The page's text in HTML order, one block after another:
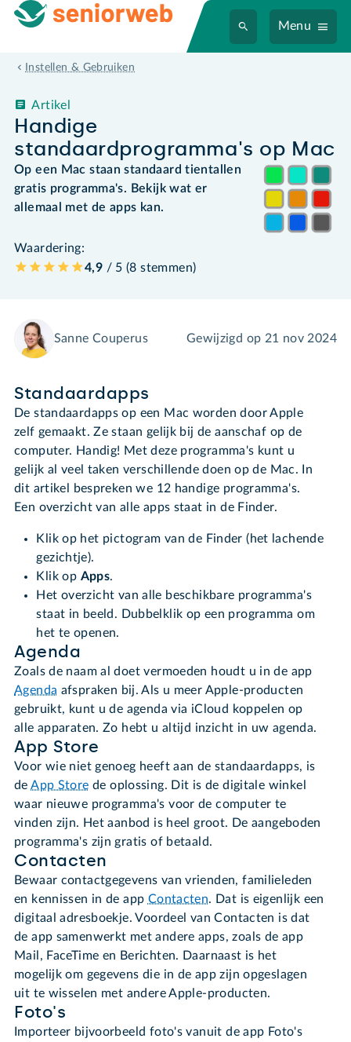
Menu
Instellen & Gebruiken
Handige
standaardprogramma's op Mac
Artikel
Op een Mac staan standaard tientallen
gratis programma's. Bekijk wat er
allemaal met de apps kan.
Waardering:
4,9 / 5 (8 stemmen)
Sanne Couperus Gewijzigd op 21 nov 2024
Standaardapps
De standaardapps op een Mac worden door Apple
zelf gemaakt. Ze staan gelijk bij de aanschaf op de
computer. Handig! Met deze programma's kunt u
gelijk al veel taken verschillende doen op de Mac. In
dit artikel bespreken we 12 handige programma's.
Een overzicht van alle apps staat in de Finder.
Klik op het pictogram van de Finder (het lachende
gezichtje).
Klik op Apps.
Het overzicht van alle beschikbare programma's
staat in beeld. Dubbelklik op een programma om
het te openen.
Agenda
Zoals de naam al doet vermoeden houdt u in de app
Agenda afspraken bij. Als u meer Apple-producten
gebruikt, kunt u de agenda via iCloud koppelen op
alle apparaten. Zo hebt u altijd inzicht in uw agenda.
App Store
Voor wie niet genoeg heeft aan de standaardapps, is
deApp Store de oplossing. Dit is de digitale winkel
waar nieuwe programma's voor de computer te
vinden zijn. Het aanbod is heel groot. De aangeboden
programma's zijn gratis of betaald.
Contacten
Bewaar contactgegevens van vrienden, familieleden
en kennissen in de app Contacten. Dat is eigenlijk een
digitaal adresboekje. Voordeel van Contacten is dat
de app samenwerkt met andere apps, zoals de app
Mail, FaceTime en Berichten. Daarnaast is het
mogelijk om gegevens die in de app zijn opgeslagen
uit te wisselen met andere Apple-producten.
Foto's
Importeer bijvoorbeeld foto's vanuit de app Foto's